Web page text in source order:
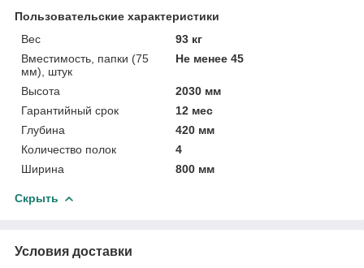
Пользовательские характеристики
Вес
93 кг
Вместимость, папки (75
мм), штук
Не менее 45
Высота
2030 мм
Гарантийный срок
12 мес
Глубина
420 мм
Количество полок
4
Ширина
800 мм
Скрыть
Условия доставки